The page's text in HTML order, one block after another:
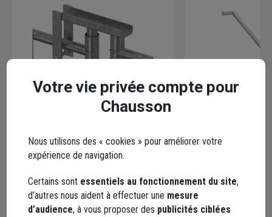
Gond de charnière pour portail et
230 mm - Heras
Code : 112814-1
Diamètre 20 mm
Code : 195290-1
Votre vie privée compte pour
Chausson
Nous utilisons des « cookies » pour améliorer votre
expérience de navigation.
Certains sont essentiels au fonctionnement du site,
d’autres nous aident à effectuer une mesure
d’audience, à vous proposer des publicités ciblées